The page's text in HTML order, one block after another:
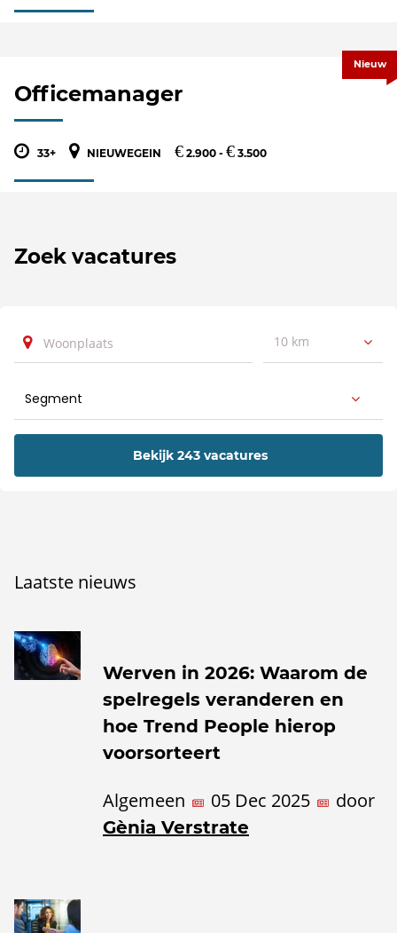
Officemanager
33+ NIEUWEGEIN € 2.900 - € 3.500
Nieuw
Zoek vacatures
10 km
Bekijk 243 vacatures
Laatste nieuws
Werven in 2026: Waarom de
spelregels veranderen en
hoe Trend People hierop
voorsorteert
Algemeen 05 Dec 2025 door
Gènia Verstrate